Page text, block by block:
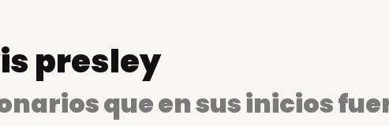
presley
que en sus inicios